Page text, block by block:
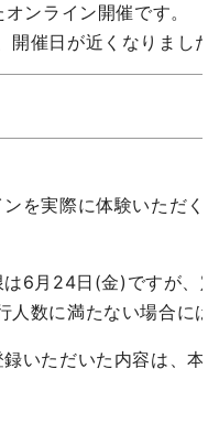
ンライン開催です。
開催日が近くなりまし
ンを実際に体験い
6月24日(金) ですが、
人数に満たない場合に
いただいた内容は、本